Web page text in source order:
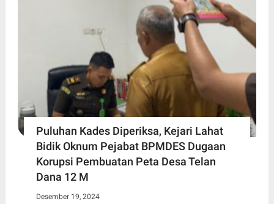
Puluhan Kades Diperiksa, Kejari Lahat
Bidik Oknum Pejabat BPMDES Dugaan
Korupsi Pembuatan Peta Desa Telan
Dana 12 M
Desember 19, 2024